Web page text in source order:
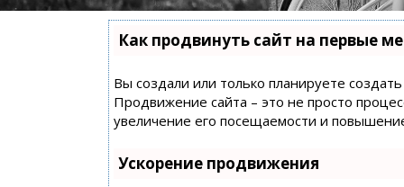
Как продвинуть сайт на первые
Вы создали или только планируете
Продвижение сайта – это не просто
увеличение его посещаемости и
Ускорение продвижения